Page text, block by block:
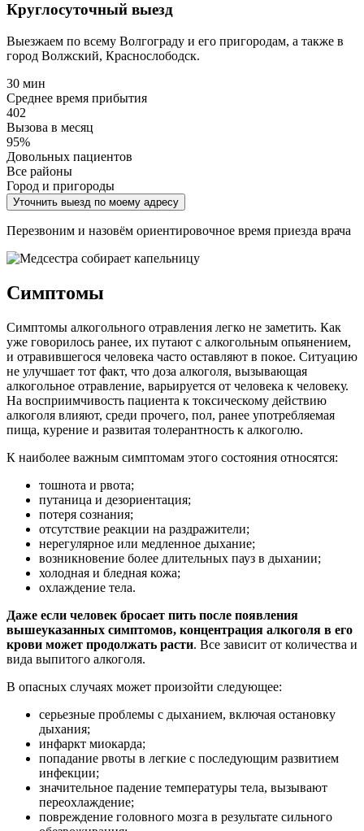
Круглосуточный выезд
Выезжаем по всему Волгограду и его пригородам, а также в
город Волжский, Краснослободск.
30 мин
Среднее время прибытия
402
Вызова в месяц
95%
Довольных пациентов
Все районы
Город и пригороды
Уточнить выезд по моему адресу
Перезвоним и назовём ориентировочное время приезда врача
Симптомы
Симптомы алкогольного отравления легко не заметить. Как
уже говорилось ранее, их путают с алкогольным опьянением,
и отравившегося человека часто оставляют в покое. Ситуацию
не улучшает тот факт, что доза алкоголя, вызывающая
алкогольное отравление, варьируется от человека к человеку.
На восприимчивость пациента к токсическому действию
алкоголя влияют, среди прочего, пол, ранее употребляемая
пища, курение и развитая толерантность к алкоголю.
К наиболее важным симптомам этого состояния относятся:
тошнота и рвота;
путаница и дезориентация;
потеря сознания;
отсутствие реакции на раздражители;
нерегулярное или медленное дыхание;
возникновение более длительных пауз в дыхании;
холодная и бледная кожа;
охлаждение тела.
Даже если человек бросает пить после появления
вышеуказанных симптомов, концентрация алкоголя в его
крови может продолжать расти. Все зависит от количества и
вида выпитого алкоголя.
В опасных случаях может произойти следующее:
серьезные проблемы с дыханием, включая остановку
дыхания;
инфаркт миокарда;
попадание рвоты в легкие с последующим развитием
инфекции;
значительное падение температуры тела, вызывают
переохлаждение;
повреждение головного мозга в результате сильного